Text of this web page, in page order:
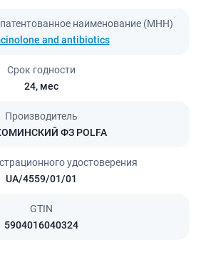
наименование (МНН)
and antibiotics
Срок годности
24, мес
Производитель
ФЗ POLFA
удостоверения
UA/4559/01/01
GTIN
5904016040324